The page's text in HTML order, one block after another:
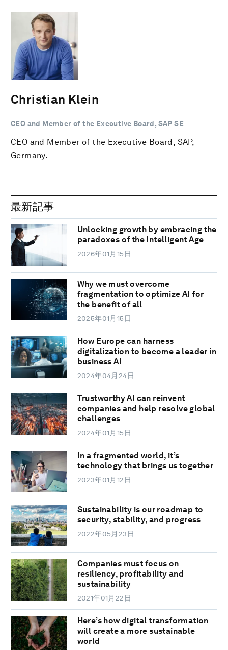
Christian Klein
CEO and Member of the Executive Board, SAP SE
CEO and Member of the Executive Board, SAP,
Germany.
最新記事
Unlocking growth by embracing the
paradoxes of the Intelligent Age
2026年01月15日
Why we must overcome
fragmentation to optimize AI for
the benefit of all
2025年01月15日
How Europe can harness
digitalization to become a leader in
business AI
2024年04月24日
Trustworthy AI can reinvent
companies and help resolve global
challenges
2024年01月15日
In a fragmented world, it’s
technology that brings us together
2023年01月12日
Sustainability is our roadmap to
security, stability, and progress
2022年05月23日
Companies must focus on
resiliency, profitability and
sustainability
2021年01月22日
Here’s how digital transformation
will create a more sustainable
world